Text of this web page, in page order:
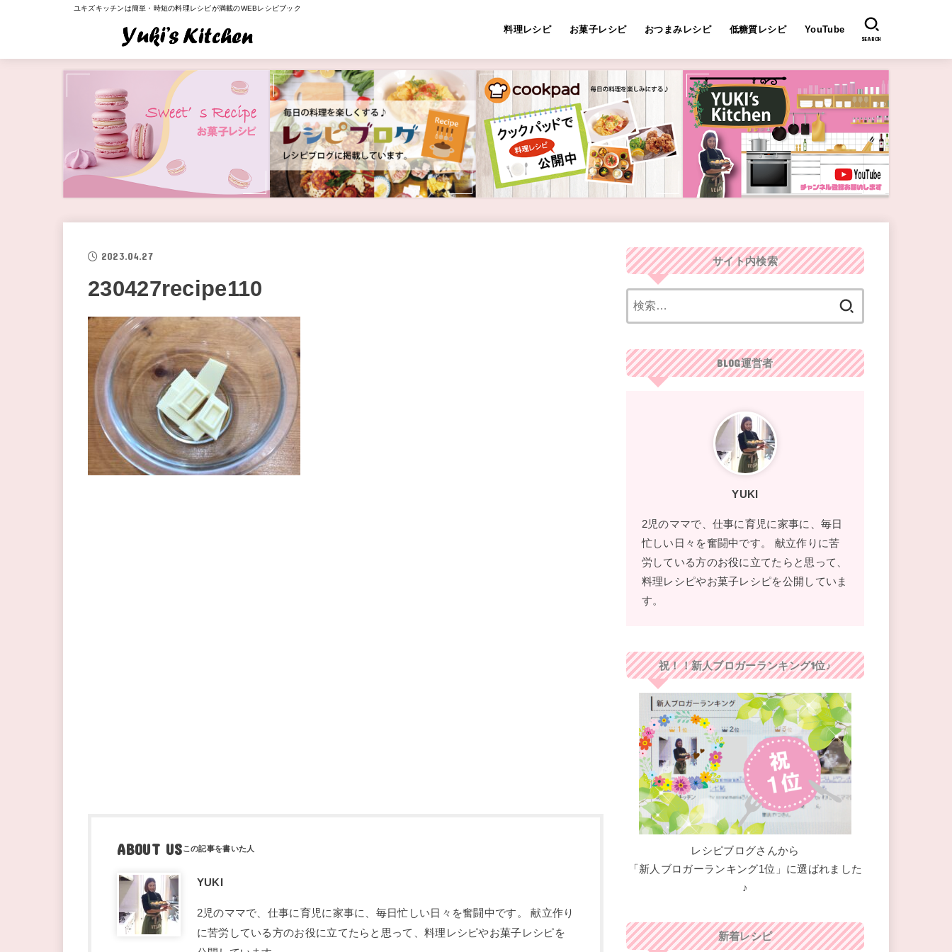
ユキズキッチンは簡単・時短の料理レシピが満載のWEBレシピブック
料理レシピ お菓子レシピ おつまみレシピ 低糖質レシピ YouTube
SEARCH
2023.04.27
230427recipe110
ABOUT US
YUKI
2児のママで、仕事に育児に家事に、毎日忙しい日々を奮闘中です。 献立作り
に苦労している方のお役に立てたらと思って、料理レシピやお菓子レシピを
サイト内検索
BLOG運営者
YUKI
2児のママで、仕事に育児に家事に、毎日
忙しい日々を奮闘中です。 献立作りに苦
労している方のお役に立てたらと思って、
料理レシピやお菓子レシピを公開していま
す。
祝！！新人ブロガーランキング1位♪
レシピブログさんから
「新人ブロガーランキング1位」に選ばれました
♪
新着レシピ